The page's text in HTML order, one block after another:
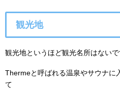
観光地
観光地というほど観光名所はないで
Thermeと呼ばれる温泉やサウナに
て